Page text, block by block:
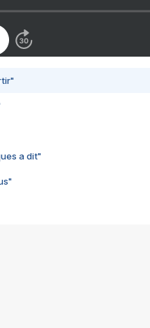
a dit"